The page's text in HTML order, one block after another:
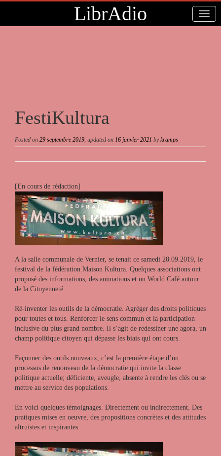
LibrAdio
FestiKultura
Posted on 29 septembre 2019, updated on 16 janvier 2021 bykramps
[En cours de rédaction]
A la salle communale de Vernier, se tenait ce samedi 28.09.2019, le
festival de la fédération Maison Kultura. Quelques associations ont
proposé des informations, des animations et un World Café autour
de la Citoyenneté.
Ré-inventer les outils de la démocratie. Agréger des droits politiques
pour toutes et tous. Renforcer le sens commun et la participation
inclusive du plus grand nombre. Il s’agit de redessiner une agora, un
champ politique citoyen qui dépasse les biais qui ont cours.
Façonner des outils nouveaux, c’est la première étape d’un
processus de renouveau de la démocratie qui invite la classe
politique actuelle; déficiente, aveugle, absente à rendre les clés ou se
mettre au service des populations.
En voici quelques témoignages. Directement ou indirectement. Des
pratiques mises en oeuvre, des propositions concrètes et des attitudes
altruistes et inspirantes.